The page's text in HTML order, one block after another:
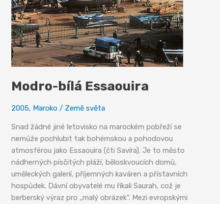
Modro-bílá Essaouira
2005, Maroko / Země světa
Snad žádné jiné letovisko na marockém pobřeží se
nemůže pochlubit tak bohémskou a pohodovou
atmosférou jako Essaouira (čti Savíra). Je to město
nádherných písčitých pláží, běloskvoucích domů,
uměleckých galerií, příjemných kaváren a přístavních
hospůdek. Dávní obyvatelé mu říkali Saurah, což je
berberský výraz pro „malý obrázek“. Mezi evropskými